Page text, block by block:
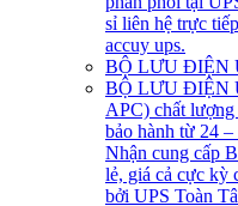
sỉ liên hệ trực
accuy ups.
BỘ LƯU ĐIỆN
BỘ LƯU ĐIỆN
APC) chất lượng
bảo hành từ 24
Nhận cung cấp
lẻ, giá cả cực kỳ
bởi UPS Toàn